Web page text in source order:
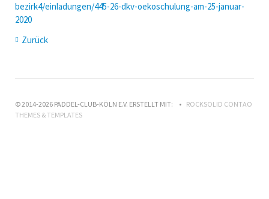
bezirk4/einladungen/445-26-dkv-oekoschulung-am-25-januar-
2020
Zurück
© 2014-2026 PADDEL-CLUB-KÖLN E.V. ERSTELLT MIT:
ROCKSOLID CONTAO
THEMES & TEMPLATES